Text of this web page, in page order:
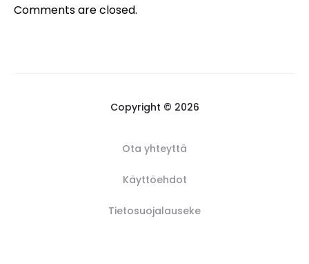
Comments are closed.
Copyright © 2026
Ota yhteyttä
Käyttöehdot
Tietosuojalauseke